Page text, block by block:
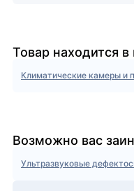
Товар находится в
Климатические камеры и
Возможно вас
Ультразвуковые